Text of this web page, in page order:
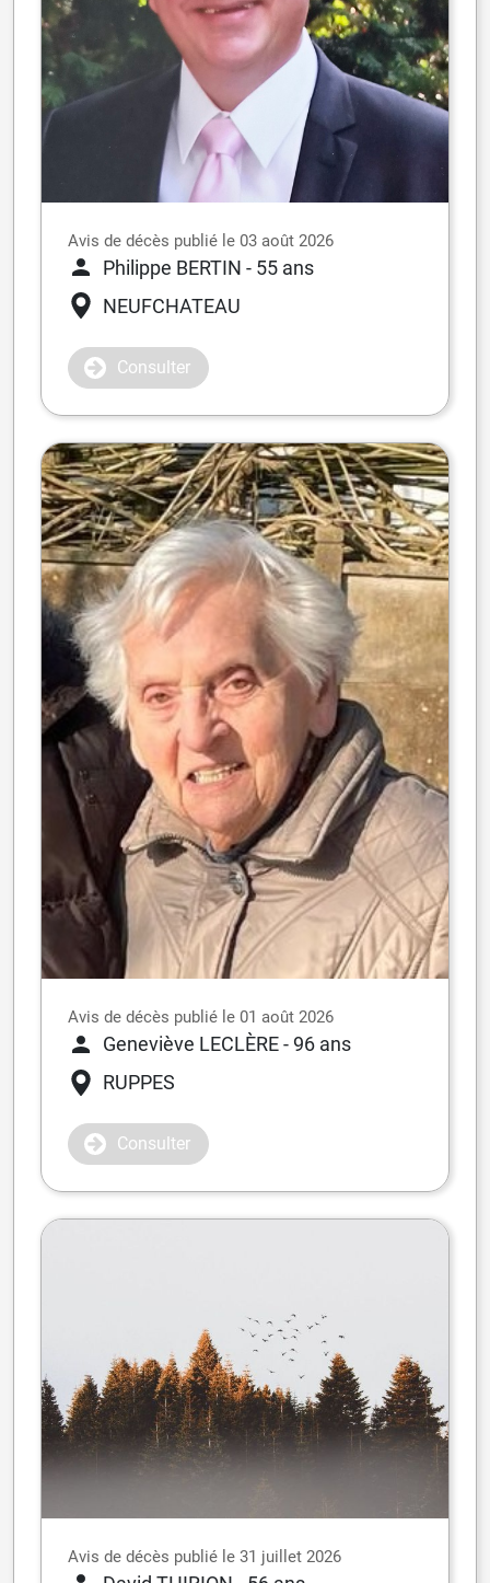
Avis de décès publié le 03 août 2026
Philippe BERTIN - 55 ans
NEUFCHATEAU
Consulter
Avis de décès publié le 01 août 2026
Geneviève LECLÈRE- 96 ans
RUPPES
Consulter
Avis de décès publié le 31 juillet 2026